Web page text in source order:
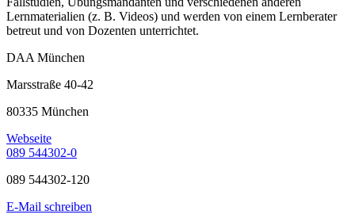
Lernmaterialien (z. B. Videos) und werden von einem Lernberater
betreut und von Dozenten unterrichtet.
DAA München
Marsstraße 40-42
80335 München
Webseite
089 544302-0
089 544302-120
E-Mail schreiben